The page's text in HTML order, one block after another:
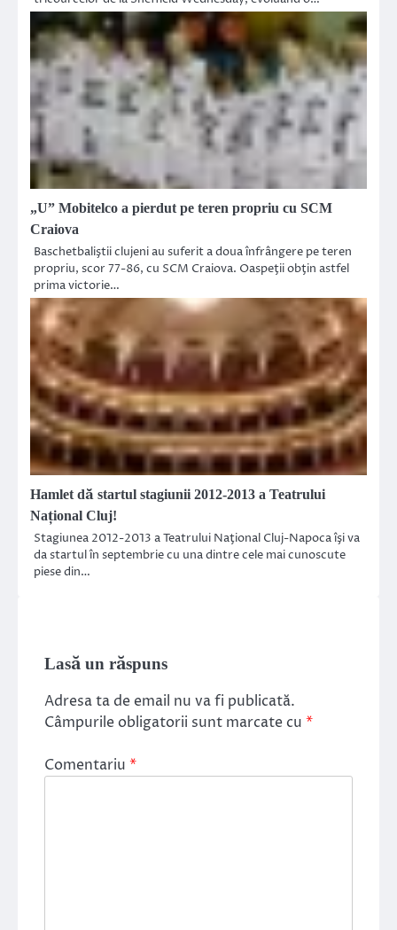
„U” Mobitelco a pierdut pe teren propriu cu SCM
Craiova
Baschetbaliştii clujeni au suferit a doua înfrângere pe teren
propriu, scor 77-86, cu SCM Craiova. Oaspeţii obţin astfel
prima victorie…
Hamlet dă startul stagiunii 2012-2013 a Teatrului
Naţional Cluj!
Stagiunea 2012-2013 a Teatrului Naţional Cluj-Napoca îşi va
da startul în septembrie cu una dintre cele mai cunoscute
piese din…
Lasă un răspuns
Adresa ta de email nu va fi publicată.
Câmpurile obligatorii sunt marcate cu *
Comentariu *